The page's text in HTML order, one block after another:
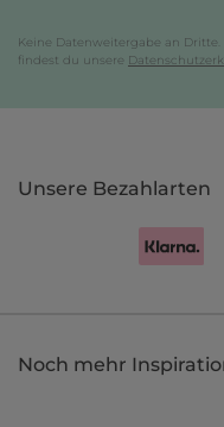
Keine Datenweitergabe an
findest du unsere
Unsere Bezahlarten
Noch mehr